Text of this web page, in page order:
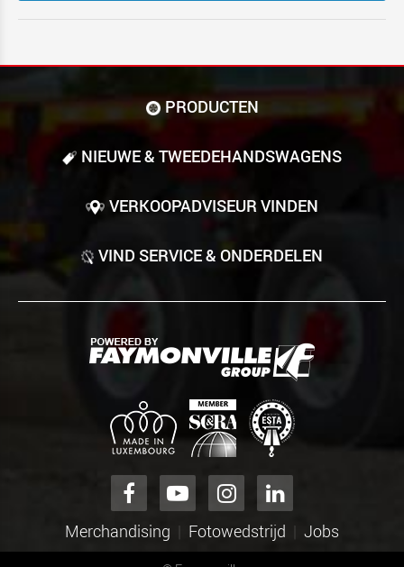
PRODUCTEN
NIEUWE & TWEEDE­HANDS­WAGENS
VERKOOPADVISEUR VINDEN
VIND SERVICE & ONDERDELEN
Merchandising Fotowedstrijd Jobs